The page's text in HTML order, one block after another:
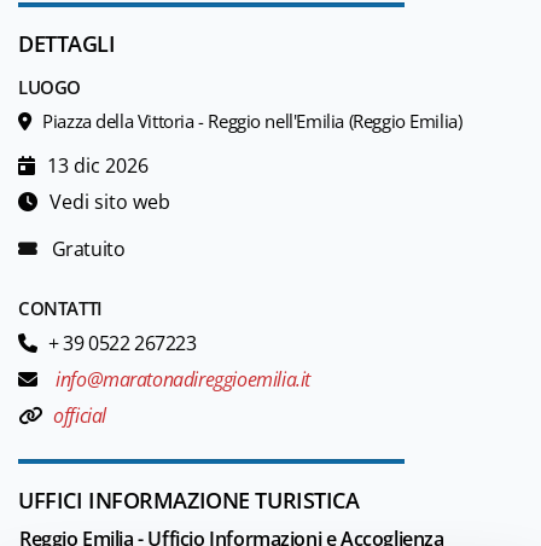
DETTAGLI
LUOGO
Piazza della Vittoria - Reggio nell'Emilia (Reggio Emilia)
13 dic 2026
Vedi sito web
Gratuito
CONTATTI
+ 39 0522 267223
info@maratonadireggioemilia.it
official
UFFICI INFORMAZIONE TURISTICA
Reggio Emilia - Ufficio Informazioni e Accoglienza